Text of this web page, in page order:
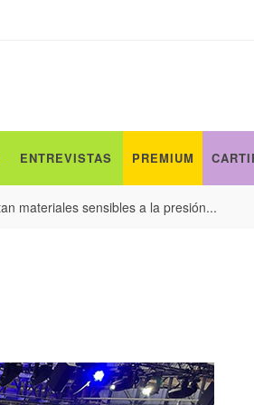
ENTREVISTAS PREMIUM
materiales sensibles a la presión...